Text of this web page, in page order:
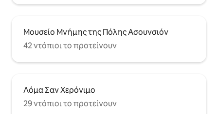
Μουσείο Μνήμης της Πόλης Ασουνσιόν
42 ντόπιοι το προτείνουν
Λόμα Σαν Χερόνιμο
29 ντόπιοι το προτείνουν